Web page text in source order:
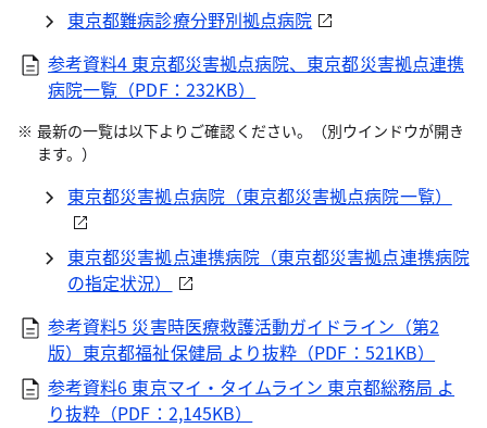
東京都難病診療分野別拠点病院
参考資料4 東京都災害拠点病院、東京都災害拠点連携
病院一覧（PDF：232KB）
最新の一覧は以下よりご確認ください。（別ウインドウが開き
ます。）
東京都災害拠点病院（東京都災害拠点病院一覧）
東京都災害拠点連携病院（東京都災害拠点連携病院
の指定状況）
参考資料5 災害時医療救護活動ガイドライン（第2
版）東京都福祉保健局 より抜粋（PDF：521KB）
参考資料6 東京マイ・タイムライン 東京都総務局 よ
り抜粋（PDF：2,145KB）